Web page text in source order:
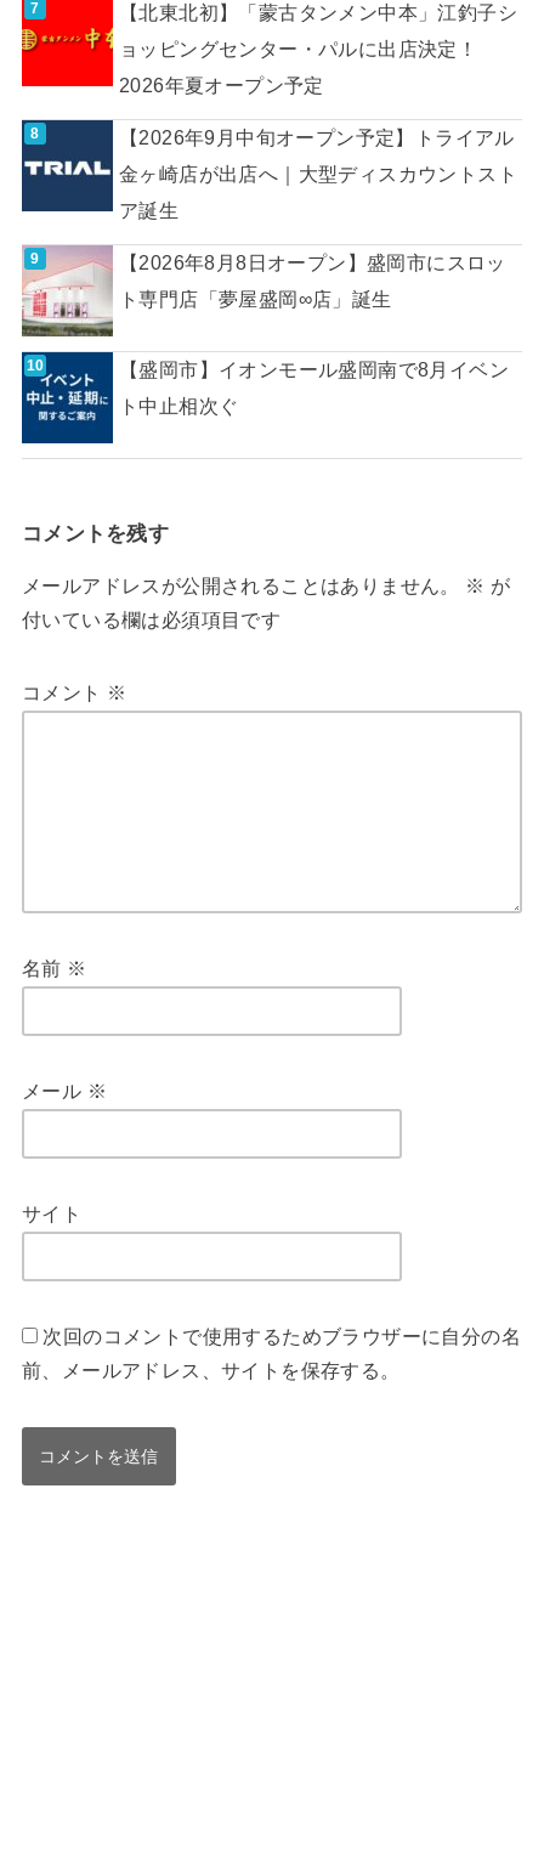
【北東北初】「蒙古タンメン中本」江釣子シ
ョッピングセンター・パルに出店決定！
2026年夏オープン予定
【2026年9月中旬オープン予定】トライアル
金ヶ崎店が出店へ｜大型ディスカウントスト
ア誕生
【2026年8月8日オープン】盛岡市にスロッ
ト専門店「夢屋盛岡∞店」誕生
【盛岡市】イオンモール盛岡南で8月イベン
ト中止相次ぐ
コメントを残す
メールアドレスが公開されることはありません。 ※ が
付いている欄は必須項目です
コメント ※
名前 ※
メール ※
サイト
次回のコメントで使用するためブラウザーに自分の名
前、メールアドレス、サイトを保存する。